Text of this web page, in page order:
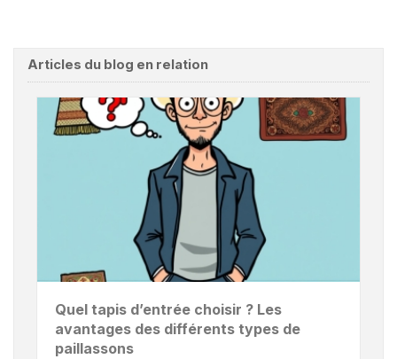
Articles du blog en relation
Quel tapis d’entrée choisir ? Les
avantages des différents types de
paillassons